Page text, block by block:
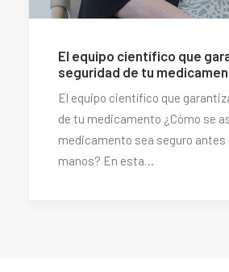
El equipo científico que
seguridad de tu
El equipo científico que
de tu medicamento ¿Cómo se
medicamento sea seguro antes
manos? En esta…